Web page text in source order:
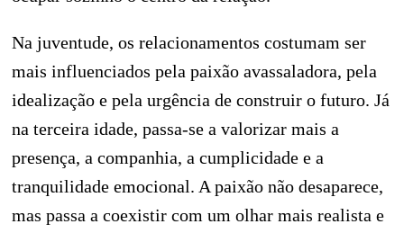
Na juventude, os relacionamentos costumam ser
mais influenciados pela paixão avassaladora, pela
idealização e pela urgência de construir o futuro. Já
na terceira idade, passa-se a valorizar mais a
presença, a companhia, a cumplicidade e a
tranquilidade emocional. A paixão não desaparece,
mas passa a coexistir com um olhar mais realista e